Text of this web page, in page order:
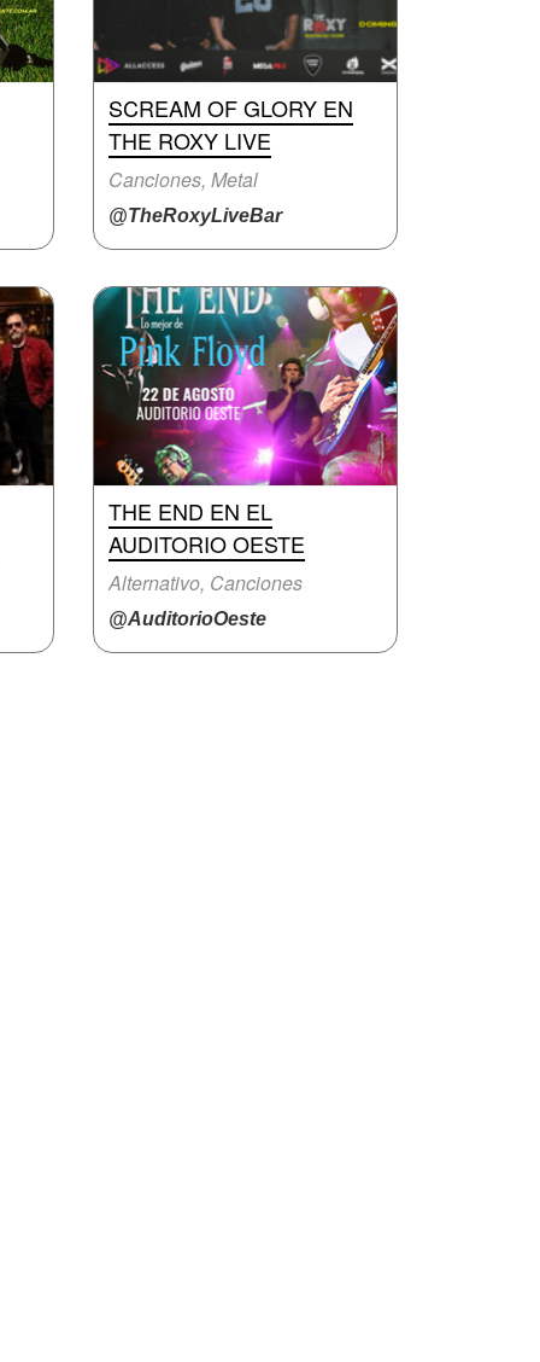
SCREAM OF GLORY EN
THE ROXY LIVE
Canciones, Metal
@TheRoxyLiveBar
THE END EN EL
AUDITORIO OESTE
Alternativo, Canciones
@AuditorioOeste